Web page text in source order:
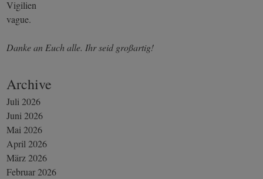
Vigilien
vague.
Danke an Euch alle. Ihr seid großartig!
Archive
Juli 2026
Juni 2026
Mai 2026
April 2026
März 2026
Februar 2026